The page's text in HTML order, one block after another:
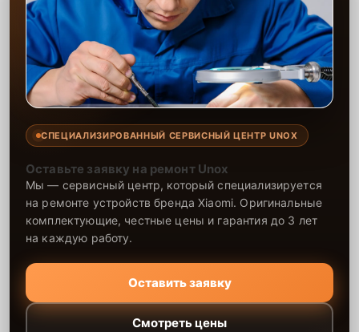
СПЕЦИАЛИЗИРОВАННЫЙ СЕРВИСНЫЙ ЦЕНТР UNOX
Оставьте заявку на ремонт Unox
Мы — сервисный центр, который специализируется
на ремонте устройств бренда Xiaomi. Оригинальные
комплектующие, честные цены и гарантия до 3 лет
на каждую работу.
Оставить заявку
Смотреть цены